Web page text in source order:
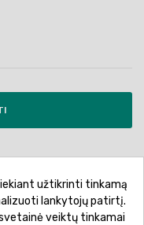
Privatumo politika
pristatymas
užtikrinti tinkamą
lankytojų patirtį.
veiktų tinkamai